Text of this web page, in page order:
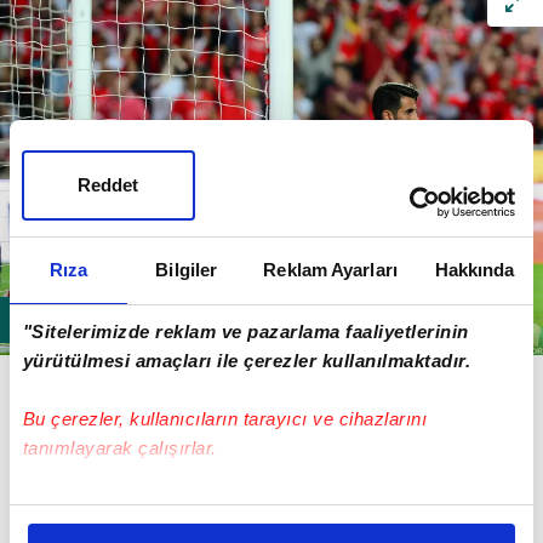
Rıza Bilgiler Reklam Ayarları Hakkında
"Sitelerimizde reklam ve pazarlama faaliyetlerinin
yürütülmesi amaçları ile çerezler kullanılmaktadır.
Bu çerezler, kullanıcıların tarayıcı ve cihazlarını
tanımlayarak çalışırlar.
Bu çerezlere izin vermeniz halinde sizlere özel
Reddet
Sarı lacivertli takımda kadro dışı kalan ve bireysel
olarak çalışmalarını Dereağzı Tesisleri'nde yapacak
olan Volkan Demirel, kendisine program hazırlayacak